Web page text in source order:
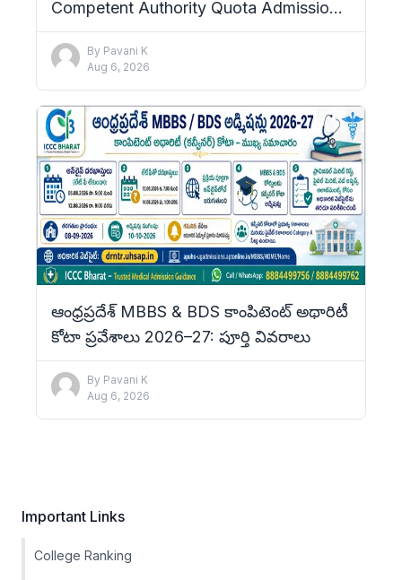
Competent Authority Quota Admissions
2026–27: Complete Details
By Pavani K
Aug 6, 2026
ఆంధ్రప్రదేశ్ MBBS & BDS కాంపిటెంట్ అథారిటీ
కోటా ప్రవేశాలు 2026–27: పూర్తి వివరాలు
By Pavani K
Aug 6, 2026
Important Links
College Ranking